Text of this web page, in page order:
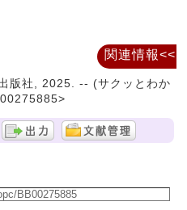
版社, 2025. -- (サクッとわか
関連情報<<